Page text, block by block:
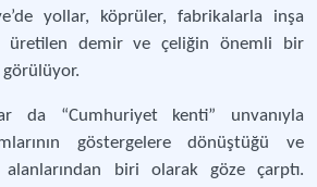
yollar, köprüler, fabrikalarla inşa
üretilen demir ve çeliğin önemli bir
da “Cumhuriyet kenti” unvanıyla
göstergelere dönüştüğü ve
alanlarından biri olarak göze çarptı.